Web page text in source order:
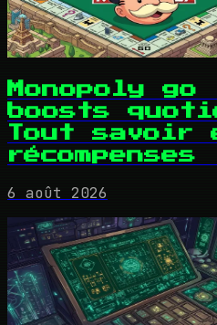
Monopoly
boosts
Tout savoir
récompenses
6 août 2026